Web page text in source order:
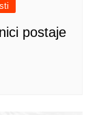
postaje